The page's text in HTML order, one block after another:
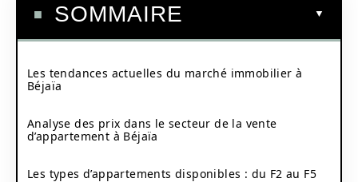
SOMMAIRE
Les tendances actuelles du marché immobilier à
Béjaïa
Analyse des prix dans le secteur de la vente
d’appartement à Béjaïa
Les types d’appartements disponibles : du F2 au F5